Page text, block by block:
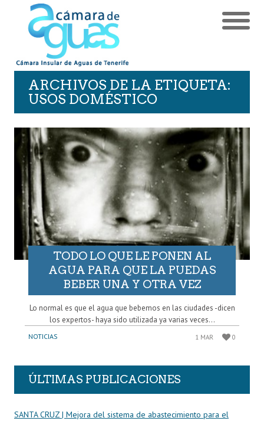
ARCHIVOS DE LA ETIQUETA:
USOS DOMÉSTICO
TODO LO QUE LE PONEN AL
AGUA PARA QUE LA PUEDAS
BEBER UNA Y OTRA VEZ
Lo normal es que el agua que bebemos en las ciudades -dicen
los expertos- haya sido utilizada ya varias veces...
NOTICIAS 1 MAR 0
ÚLTIMAS PUBLICACIONES
SANTA CRUZ | Mejora del sistema de abastecimiento para el